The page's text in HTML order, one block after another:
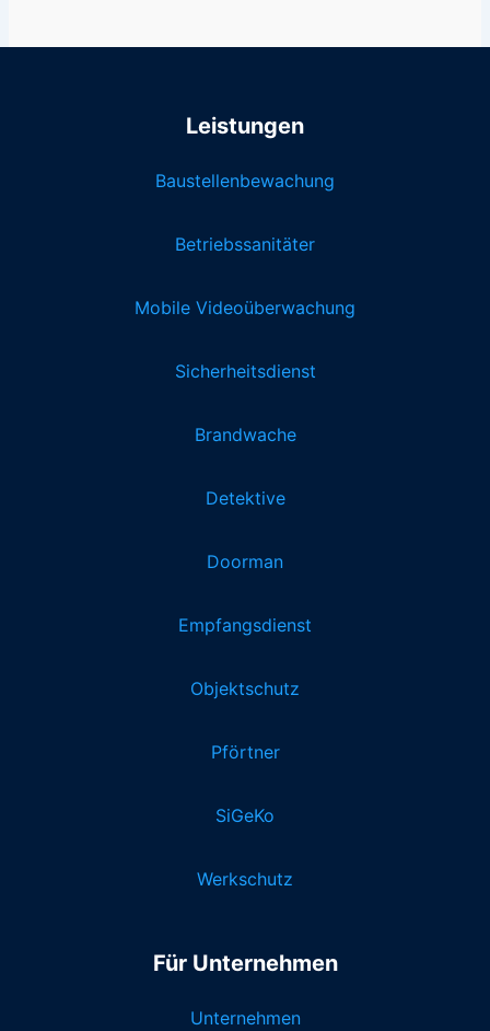
Leistungen
Baustellenbewachung
Betriebssanitäter
Mobile Videoüberwachung
Sicherheitsdienst
Brandwache
Detektive
Doorman
Empfangsdienst
Objektschutz
Pförtner
SiGeKo
Werkschutz
Für Unternehmen
Unternehmen